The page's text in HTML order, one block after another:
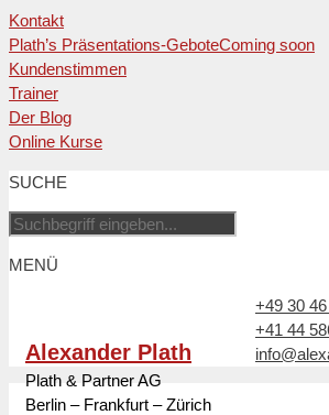
Kontakt
Plath’s Präsentations-GeboteComing soon
Kundenstimmen
Trainer
Der Blog
Online Kurse
Inhalt
springen
SUCHE
MENÜ
Alexander Plath
Plath & Partner AG
Berlin – Frankfurt – Zürich
+49 30
+41 44